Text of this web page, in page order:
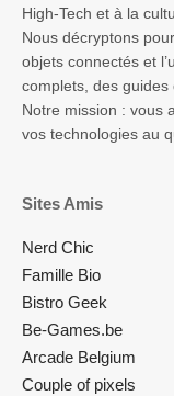
High-Tech et à la
Nous décryptons
objets connectés et
complets, des guides
Notre mission : vous
vos technologies au
Sites Amis
Nerd Chic
Famille Bio
Bistro Geek
Be-Games.be
Arcade Belgium
Couple of pixels